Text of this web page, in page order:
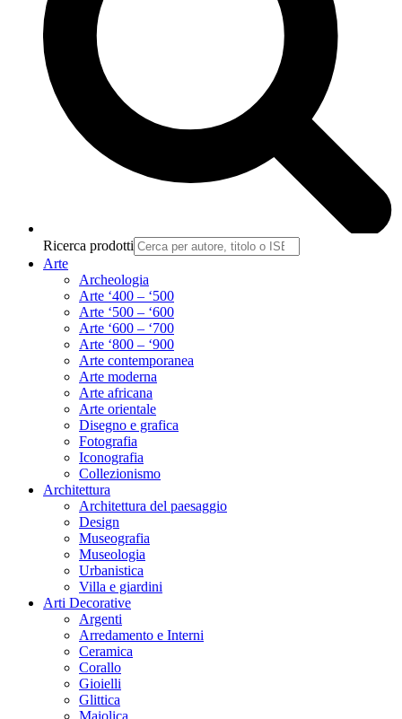
Ricerca prodotti
Arte
Archeologia
Arte ‘400 – ‘500
Arte ‘500 – ‘600
Arte ‘600 – ‘700
Arte ‘800 – ‘900
Arte contemporanea
Arte moderna
Arte africana
Arte orientale
Disegno e grafica
Fotografia
Iconografia
Collezionismo
Architettura
Architettura del paesaggio
Design
Museografia
Museologia
Urbanistica
Villa e giardini
Arti Decorative
Argenti
Arredamento e Interni
Ceramica
Corallo
Gioielli
Glittica
Maiolica